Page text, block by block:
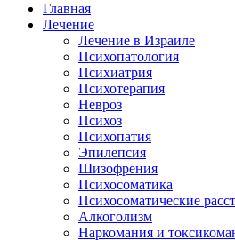
Главная
Лечение
Лечение в Израиле
Психопатология
Психиатрия
Психотерапия
Невроз
Психоз
Психопатия
Эпилепсия
Шизофрения
Психосоматика
Психосоматические
Алкоголизм
Наркомания и